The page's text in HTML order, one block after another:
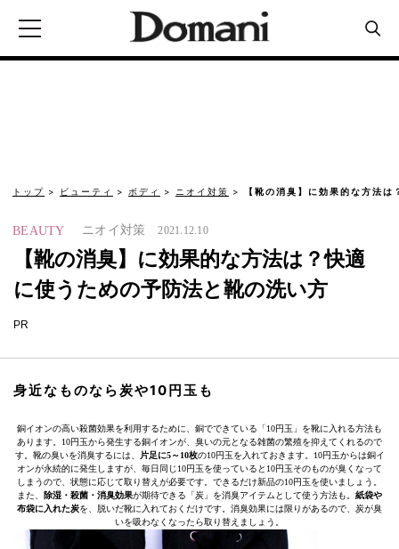
トップ ビューティ ボディ ニオイ対策 【靴の消臭】に効果的な方法
BEAUTY ニオイ対策 2021.12.10
【靴の消臭】に効果的な方法は？快適
に使うための予防法と靴の洗い方
PR
身近なものなら炭や10円玉も
銅イオンの高い殺菌効果を利用するために、銅でできている「10円玉」を靴に入れる方法も
あります。10円玉から発生する銅イオンが、臭いの元となる雑菌の繁殖を抑えてくれるので
す。靴の臭いを消臭するには、
片足に5～10枚の10円玉を入れておきます。10円玉からは銅イ
オンが永続的に発生しますが、毎日同じ10円玉を使っていると10円玉そのものが臭くなって
しまうので、状態に応じて取り替えが必要です。できるだけ新品の10円玉を使いましょう。
また、 除湿・殺菌・消臭効果が期待できる「炭」を消臭アイテムとして使う方法も。 紙袋や
布袋に入れた炭を、脱いだ靴に入れておくだけです。消臭効果には限りがあるので、炭が臭
いを吸わなくなったら取り替えましょう。